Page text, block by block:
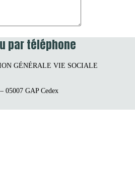
par téléphone
GÉNÉRALE VIE SOCIALE
05007 GAP Cedex